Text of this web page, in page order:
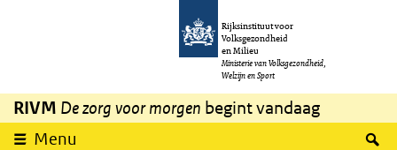
Overslaan en naar de inhoud gaan
Rijksinstituut voor
Volksgezondheid
en Milieu
Ministerie van Volksgezondheid,
Welzijn en Sport
RIVM De zorg voor morgen begint vandaag
Menu